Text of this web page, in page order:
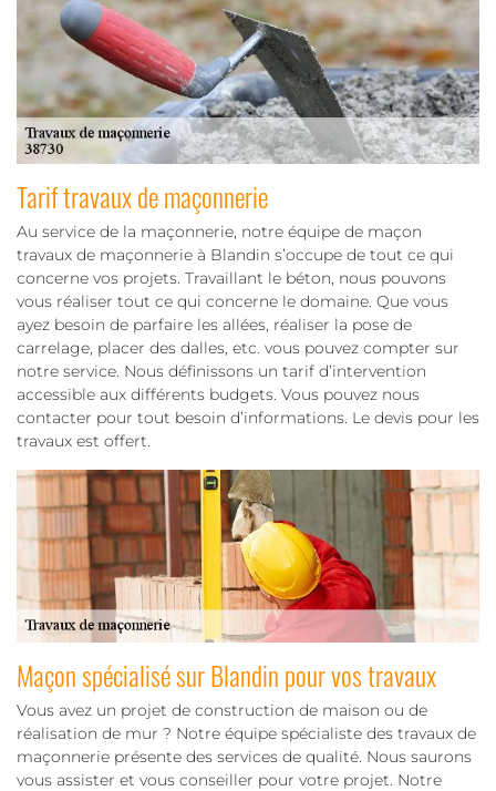
Tarif travaux de maçonnerie
Au service de la maçonnerie, notre équipe de maçon
travaux de maçonnerie à Blandin s’occupe de tout ce qui
concerne vos projets. Travaillant le béton, nous pouvons
vous réaliser tout ce qui concerne le domaine. Que vous
ayez besoin de parfaire les allées, réaliser la pose de
carrelage, placer des dalles, etc. vous pouvez compter sur
notre service. Nous définissons un tarif d’intervention
accessible aux différents budgets. Vous pouvez nous
contacter pour tout besoin d’informations. Le devis pour les
travaux est offert.
Maçon spécialisé sur Blandin pour vos travaux
Vous avez un projet de construction de maison ou de
réalisation de mur ? Notre équipe spécialiste des travaux de
maçonnerie présente des services de qualité. Nous saurons
vous assister et vous conseiller pour votre projet. Notre